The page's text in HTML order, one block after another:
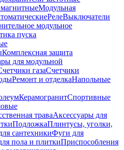
Модульная
РелеВыключатели
модульное
пуска
Комплексная защита
для модульной
газаСчетчики
Ремонт и отделкаНапольные
КерамогранитСпортивные
траваАксессуары для
ПодложкаПлинтусы, уголки,
сантехникиФуги для
пола и плиткиПриспособления